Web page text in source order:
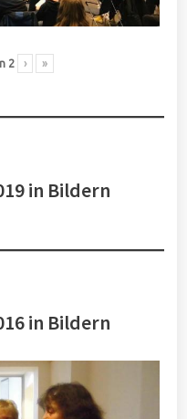
2 › »
in Bildern
in Bildern